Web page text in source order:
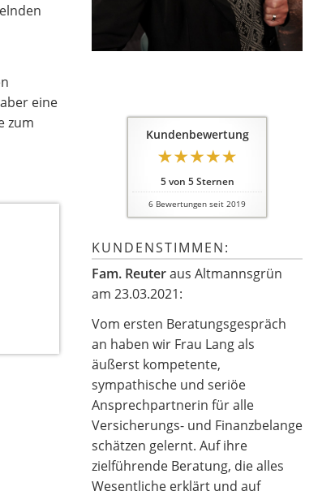
Kundenbewertung
5von 5Sternen
6 Bewertungen seit 2019
KUNDENSTIMMEN:
Fam. Reuteraus Altmannsgrün
am 23.03.2021:
Vom ersten Beratungsgespräch
an haben wir Frau Lang als
äußerst kompetente,
sympathische und seriöe
Ansprechpartnerin für alle
Versicherungs- und Finanzbelange
schätzen gelernt. Auf ihre
zielführende Beratung, die alles
Wesentliche erklärt und auf
eine
zum